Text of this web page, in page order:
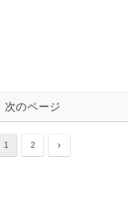
次のページ
1 2 次